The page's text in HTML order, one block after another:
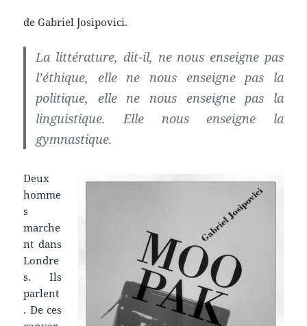
de Gabriel Josipovici.
La littérature, dit-il, ne nous enseigne pas
l’éthique, elle ne nous enseigne pas la
politique, elle ne nous enseigne pas la
linguistique. Elle nous enseigne la
gymnastique.
Deux
homme
s
marche
nt dans
Londre
s. Ils
parlent
. De ces